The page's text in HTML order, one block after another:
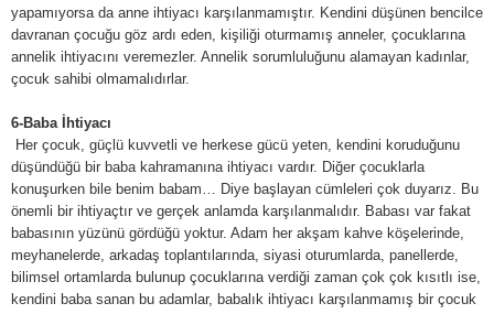
yapamıyorsa da anne ihtiyacı karşılanmamıştır. Kendini düşünen bencilce
davranan çocuğu göz ardı eden, kişiliği oturmamış anneler, çocuklarına
annelik ihtiyacını veremezler. Annelik sorumluluğunu alamayan kadınlar,
çocuk sahibi olmamalıdırlar.
6-Baba İhtiyacı
Her çocuk, güçlü kuvvetli ve herkese gücü yeten, kendini koruduğunu
düşündüğü bir baba kahramanına ihtiyacı vardır. Diğer çocuklarla
konuşurken bile benim babam… Diye başlayan cümleleri çok duyarız. Bu
önemli bir ihtiyaçtır ve gerçek anlamda karşılanmalıdır. Babası var fakat
babasının yüzünü gördüğü yoktur. Adam her akşam kahve köşelerinde,
meyhanelerde, arkadaş toplantılarında, siyasi oturumlarda, panellerde,
bilimsel ortamlarda bulunup çocuklarına verdiği zaman çok çok kısıtlı ise,
kendini baba sanan bu adamlar, babalık ihtiyacı karşılanmamış bir çocuk